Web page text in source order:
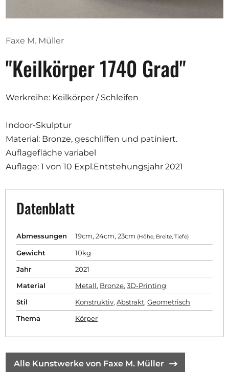
Ausschreibungen
Mitglied werden
Über uns
Spenden
Help
Kontakt
Faxe M. Müller
"Keilkörper 1740 Grad"
Werkreihe: Keilkörper / Schleifen
Indoor-Skulptur
Material: Bronze, geschliffen und patiniert.
Auflagefläche variabel
Auflage: 1 von 10 Expl.Entstehungsjahr 2021
Datenblatt
Abmessungen 19cm, 24cm, 23cm (Höhe, Breite, Tiefe)
Gewicht 10kg
Jahr 2021
Material Metall, Bronze,3D-Printing
Stil Konstruktiv,Abstrakt,Geometrisch
Thema Körper
Alle Kunstwerke von Faxe M. Müller